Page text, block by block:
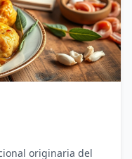
originaria del